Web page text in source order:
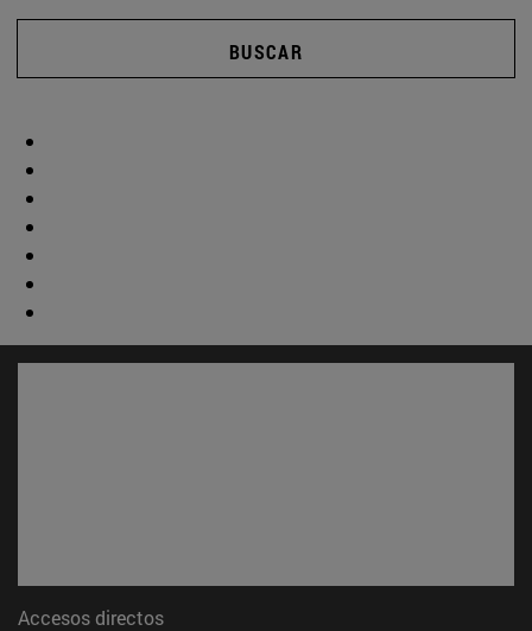
BUSCAR
Accesos directos